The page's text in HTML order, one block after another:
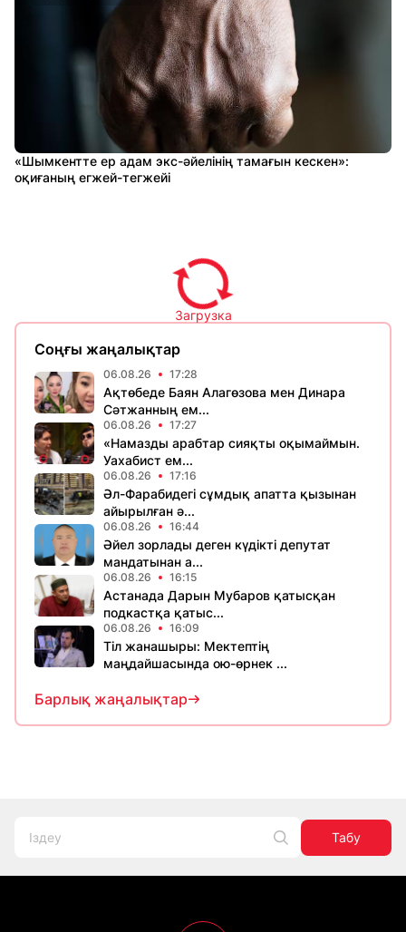
«Шымкентте ер адам экс-әйелінің тамағын кескен»:
оқиғаның егжей-тегжейі
Загрузка
Соңғы жаңалықтар
06.08.26 17:28
Ақтөбеде Баян Алагөзова мен Динара
Сәтжанның ем...
06.08.26 17:27
«Намазды арабтар сияқты оқымаймын.
Уахабист ем...
06.08.26 17:16
Әл-Фарабидегі сұмдық апатта қызынан
айырылған ә...
06.08.26 16:44
Әйел зорлады деген күдікті депутат
мандатынан а...
06.08.26 16:15
Астанада Дарын Мубаров қатысқан
подкастқа қатыс...
06.08.26 16:09
Тіл жанашыры: Мектептің
маңдайшасында ою-өрнек ...
Барлық жаңалықтар
Табу